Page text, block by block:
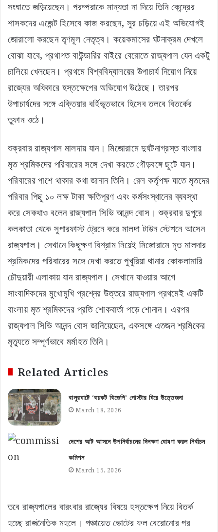
সংঘাতে জড়িয়েছেন। পরম্পরাকে মান্যতা না দিয়ে তিনি কেন্দ্রের
শাসকদের এজেন্ট হিসেবে কাজ করছেন, সুর চড়িয়ে এই অভিযোগই
জোরালো করছেন তৃণমূল নেতৃত্ব। কয়েকমাসের ঘটনাক্রম দেখলে
বোঝা যাবে, প্রথাগত বাউন্ডারির বাইরে বেরোতে রাজ্যপাল যেন একটু
চালিয়ে খেলছেন। প্রথমে বিশ্ববিদ্যালয়ের উপাচার্য নিয়োগ নিয়ে
রাজ্যের অধিকারে হস্তক্ষেপের অভিযোগ উঠেছে। তারপর
উপাচার্যদের সঙ্গে এক্তিয়ার বর্হিভূতভাবে হিসেব তলবে বিতর্কের
তুফান ওঠে।
শুক্রবার রাজ্যপাল মালদায় যান। মিজোরামে দুর্ঘটনাগ্রস্ত বাংলার
মৃত শ্রমিকদের পরিবারের সঙ্গে দেখা করতে গৌড়বঙ্গে ছুটে যান।
পরিবারের পাশে থাকার কথা জানান তিনি। রেল কর্তৃপক্ষ যাতে মৃতদের
পরিবার পিছু ১০ লক্ষ টাকা ক্ষতিপূরণ এবং কর্মসংস্থানের ব্যবস্থা
করে সেকথাও বলেন রাজ্যপাল সিভি আনন্দ বোস। শুক্রবার দুপুরে
কলকাতা থেকে সুপারফাস্ট ট্রেনে করে মালদা টাউন স্টেশনে আসেন
রাজ্যপাল। সেখানে কিছুক্ষণ বিশ্রাম নিয়েই মিজোরামে মৃত মালদার
শ্রমিকদের পরিবারের সঙ্গে দেখা করতে পুখুরিয়া থানার কোকলামারি
চৌদুয়ারী এলাকায় যান রাজ্যপাল। সেখানে যাওয়ার আগে
সাংবাদিকদের মুখোমুখি প্রশ্নের উত্তরে রাজ্যপাল প্রথমেই একটি
বাংলায় মৃত শ্রমিকদের প্রতি শোকবার্তা পড়ে শোনান। এরপর
রাজ্যপাল সিভি আনন্দ বোস জানিয়েছেন, একসঙ্গে এতজন শ্রমিকের
মৃত্যুতে সম্পূর্ণভাবে মর্মাহত তিনি।
Related Articles
বালুরঘাটে ‘বয়কট বিজেপি’ পোস্টার ঘিরে উত্তেজনা
March 18, 2026
দেশের আট আসনে উপনির্বাচনের দিনক্ষণ ঘোষণা করল নির্বাচন
কমিশন
March 15, 2026
তবে রাজ্যপালের বারংবার রাজ্যের বিষয়ে হস্তক্ষেপ নিয়ে বিতর্ক
হচ্ছে রাজনৈতিক মহলে। পঞ্চায়েত ভোটের ফল বেরোনোর পর